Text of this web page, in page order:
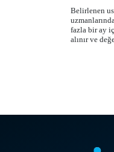
Belirlenen
fazla bir ay
alınır ve